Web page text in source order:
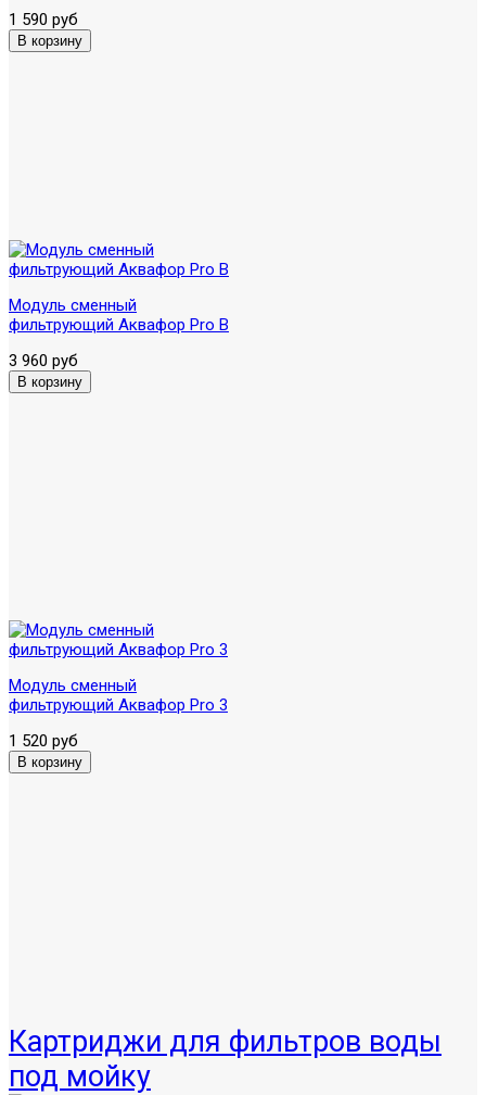
1 590 руб
Модуль сменный
фильтрующий Аквафор Pro B
3 960 руб
Модуль сменный
фильтрующий Аквафор Pro 3
1 520 руб
Картриджи для фильтров воды
под мойку